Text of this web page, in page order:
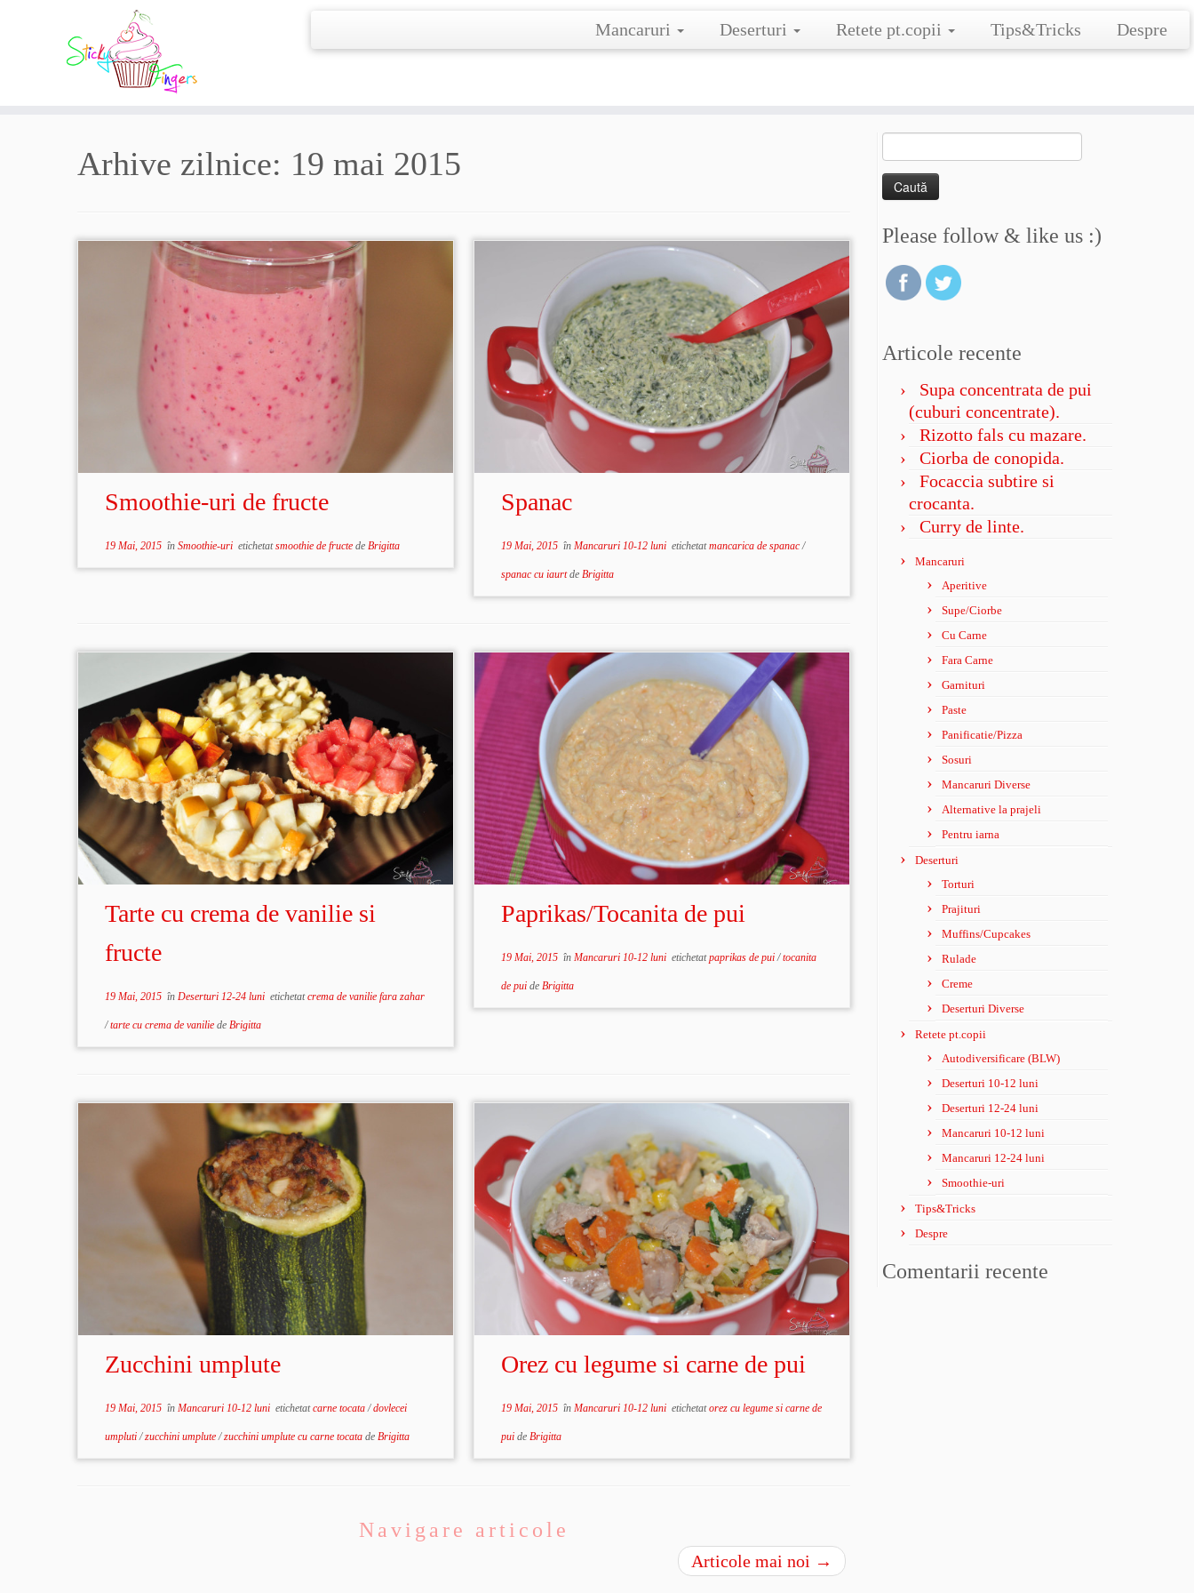
Mancaruri Deserturi Retete pt.copii Tips&Tricks Despre
Arhive zilnice: 19 mai 2015
Smoothie-uri de fructe
19 Mai, 2015în Smoothie-uri etichetatsmoothie de fructe de Brigitta
Spanac
19 Mai, 2015în Mancaruri 10-12 luni etichetatmancarica de spanac/
spanac cu iaurtde Brigitta
Tarte cu crema de vanilie si
fructe
19 Mai, 2015în Deserturi 12-24 luni etichetatcrema de vanilie fara zahar
/tarte cu crema de vanilie de Brigitta
Paprikas/Tocanita de pui
19 Mai, 2015în Mancaruri 10-12 luni etichetatpaprikas de pui/tocanita
de pui de Brigitta
Zucchini umplute
19 Mai, 2015în Mancaruri 10-12 luni etichetatcarne tocata/dovlecei
umpluti/zucchini umplute/zucchini umplute cu carne tocata de Brigitta
Orez cu legume si carne de pui
19 Mai, 2015în Mancaruri 10-12 luni etichetatorez cu legume si carne de
pui de Brigitta
Navigare articole
Articole mai noi →
după:
Please follow & like us :)
Articole recente
Supa concentrata de pui
(cuburi concentrate).
Rizotto fals cu mazare.
Ciorba de conopida.
Focaccia subtire si
crocanta.
Curry de linte.
Mancaruri
Aperitive
Supe/Ciorbe
Cu Carne
Fara Carne
Garnituri
Paste
Panificatie/Pizza
Sosuri
Mancaruri Diverse
Alternative la prajeli
Pentru iarna
Deserturi
Torturi
Prajituri
Muffins/Cupcakes
Rulade
Creme
Deserturi Diverse
Retete pt.copii
Autodiversificare (BLW)
Deserturi 10-12 luni
Deserturi 12-24 luni
Mancaruri 10-12 luni
Mancaruri 12-24 luni
Smoothie-uri
Tips&Tricks
Despre
Comentarii recente